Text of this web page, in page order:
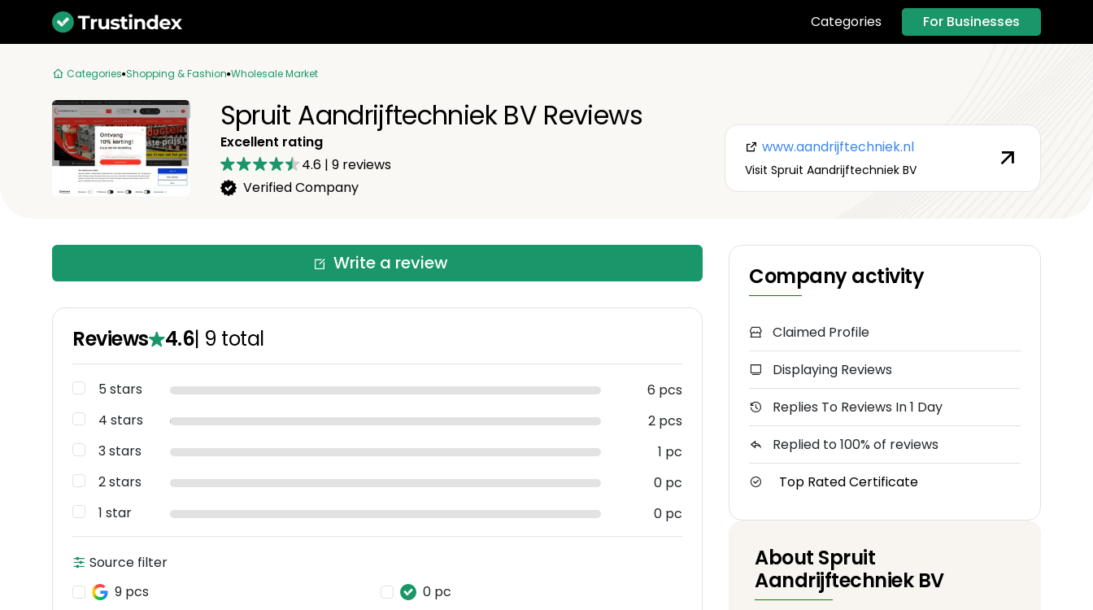
Categories For Businesses
Categories Shopping & Fashion Wholesale Market
Spruit Aandrijftechniek BV Reviews
Excellent rating
4.6 | 9reviews
Verified Company
www.aandrijftechniek.nl
Visit Spruit Aandrijftechniek BV
Write a review
Reviews 4.6| 9 total
5 stars
6 pcs
4 stars
2 pcs
3 stars
1 pc
2 stars
0 pc
1 star
0 pc
Source filter
9 pcs
0 pc
Company activity
Claimed Profile
Displaying Reviews
Replies To Reviews In 1 Day
Replied to 100% of reviews
Top Rated Certificate
About Spruit
Aandrijftechniek BV